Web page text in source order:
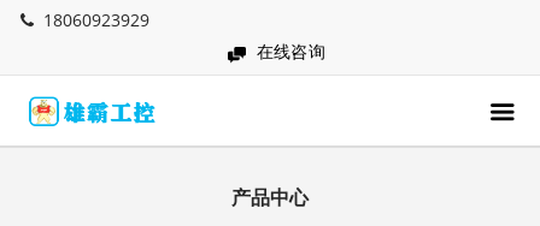
18060923929
在线咨询
产品中心